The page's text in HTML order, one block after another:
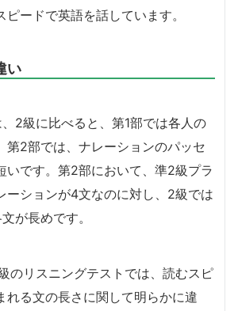
ピードで英語を話しています。
い
2級に比べると、第1部では各人の
第2部では、ナレーションのパッセ
いです。第2部において、準2級プラ
ーションが4文なのに対し、2級では
が長めです。
のリスニングテストでは、読むスピ
れる文の長さに関して明らかに違